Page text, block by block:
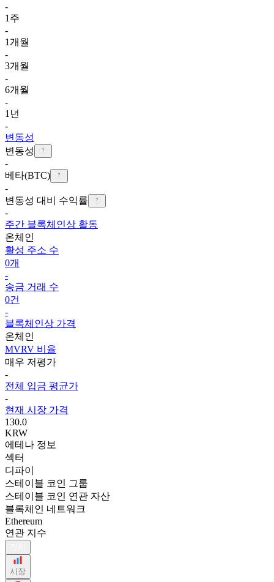
-
1주
-
1개월
-
3개월
-
6개월
-
1년
-
변동성
변동성
-
베타(BTC)
-
변동성 대비 수익률
-
주간 블록체인상 활동
온체인
활성 주소 수
0개
-
송금 거래 수
0건
-
블록체인상 가격
온체인
MVRV 비율
매우 저평가
-
전체 입금 평균가
-
현재 시장 가격
130.0
KRW
에테나 정보
섹터
디파이
스테이블 코인 그룹
스테이블 코인 연관 자산
블록체인 네트워크
Ethereum
연관 지수
시장